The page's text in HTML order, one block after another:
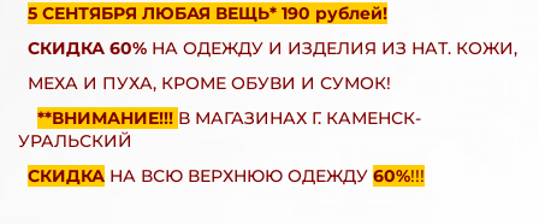
5 СЕНТЯБРЯ ЛЮБАЯ ВЕЩЬ* 190 рублей!
СКИДКА 60% НА ОДЕЖДУ И ИЗДЕЛИЯ ИЗ НАТ. КОЖИ,
МЕХА И ПУХА, КРОМЕ ОБУВИ И СУМОК!
**ВНИМАНИЕ!!! В МАГАЗИНАХ Г. КАМЕНСК-
УРАЛЬСКИЙ
СКИДКА НА ВСЮ ВЕРХНЮЮ ОДЕЖДУ 60%!!!